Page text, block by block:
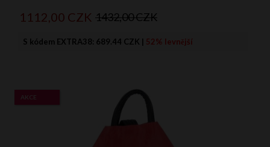
1112,00 CZK 1432,00 CZK
S kódem EXTRA38: 689.44 CZK | 52% levnější
AKCE